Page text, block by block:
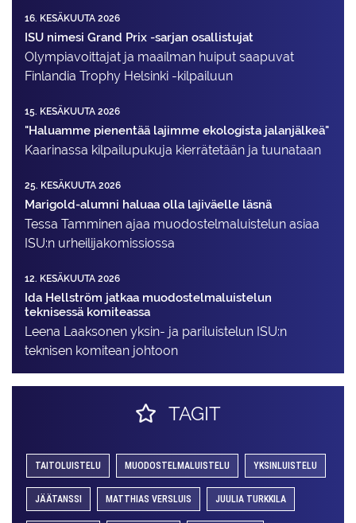
16. KESÄKUUTA 2026
ISU nimesi Grand Prix -sarjan osallistujat
Olympiavoittajat ja maailman huiput saapuvat
Finlandia Trophy Helsinki -kilpailuun
15. KESÄKUUTA 2026
"Haluamme pienentää lajimme ekologista jalanjälkeä"
Kaarinassa kilpailupukuja kierrätetään ja tuunataan
25. KESÄKUUTA 2026
Marigold-alumni haluaa olla lajiväelle läsnä
Tessa Tamminen ajaa muodostelma­luistelun asiaa
ISU:n urheilija­komissiossa
12. KESÄKUUTA 2026
Ida Hellström jatkaa muodostelmaluistelun
teknisessä komiteassa
Leena Laaksonen yksin- ja pariluistelun ISU:n
teknisen komitean johtoon
TAGIT
TAITOLUISTELU MUODOSTELMALUISTELU YKSINLUISTELU
JÄÄTANSSI MATTHIAS VERSLUIS JUULIA TURKKILA